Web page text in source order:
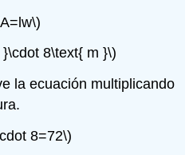
8\text{ m }\)
la ecuación multiplicando
8=72\)